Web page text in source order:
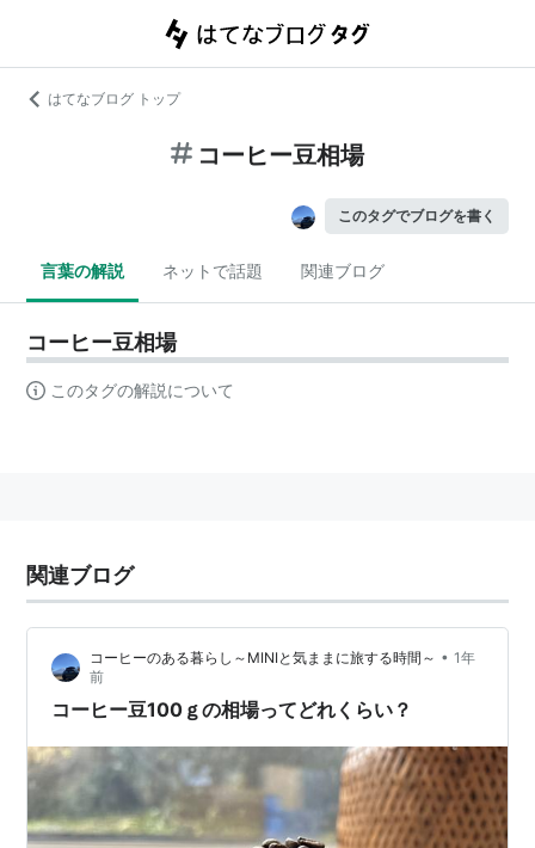
はてなブログ トップ
コーヒー豆相場
このタグでブログを書く
言葉の解説 ネットで話題 関連ブログ
コーヒー豆相場
このタグの解説について
関連ブログ
コーヒーのある暮らし～MINIと気ままに旅する時間～ • 1年
前
コーヒー豆100ｇの相場ってどれくらい？